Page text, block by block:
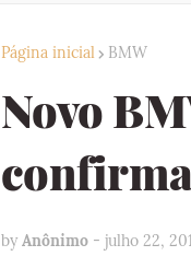
Página inicial BMW
Novo
by Anônimo - julho 22,